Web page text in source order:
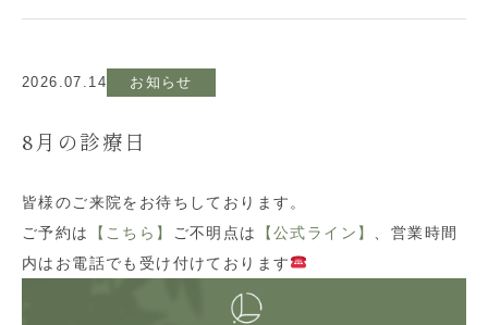
2026.07.14 お知らせ
8月の診療日
皆様のご来院をお待ちしております。
ご予約は
【こちら】 ご不明点は 【公式ライン】
、営業時間
内はお電話でも受け付けております